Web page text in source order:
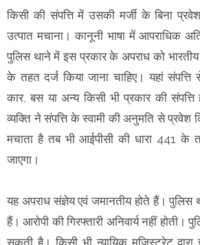
किसी की संपत्ति में उसकी मर्जी के बिना
उत्पात मचाना। कानूनी भाषा में आपराधिक
पुलिस थाने में इस प्रकार के अपराध को भारतीय
के तहत दर्ज किया जाना चाहिए। यहां
कार, बस या अन्य किसी भी प्रकार की
व्यक्ति ने संपत्ति के स्वामी की अनुमति से प्रवेश
मचाता है तब भी आईपीसी की धारा 441 के
जाएगा।
यह अपराध संज्ञेय एवं जमानतीय होते हैं।
हैं। आरोपी की गिरफ्तारी अनिवार्य नहीं होती।
सकती है। किसी भी न्यायिक मजिस्ट्रेट